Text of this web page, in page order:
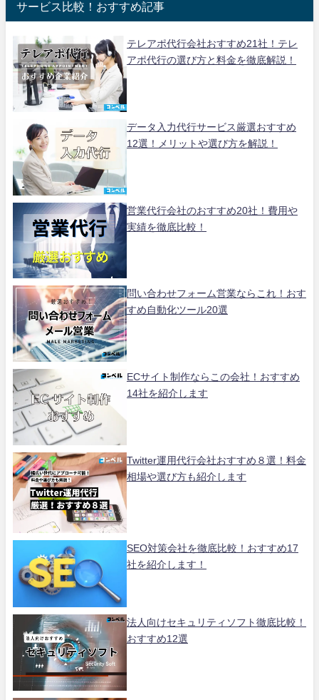
サービス比較！おすすめ記事
テレアポ代行会社おすすめ21社！テレ
アポ代行の選び方と料金を徹底解説！
データ入力代行サービス厳選おすすめ
12選！メリットや選び方を解説！
営業代行会社のおすすめ20社！費用や
実績を徹底比較！
問い合わせフォーム営業ならこれ！おす
すめ自動化ツール20選
ECサイト制作ならこの会社！おすすめ
14社を紹介します
Twitter運用代行会社おすすめ８選！料金
相場や選び方も紹介します
SEO対策会社を徹底比較！おすすめ17
社を紹介します！
法人向けセキュリティソフト徹底比較！
おすすめ12選